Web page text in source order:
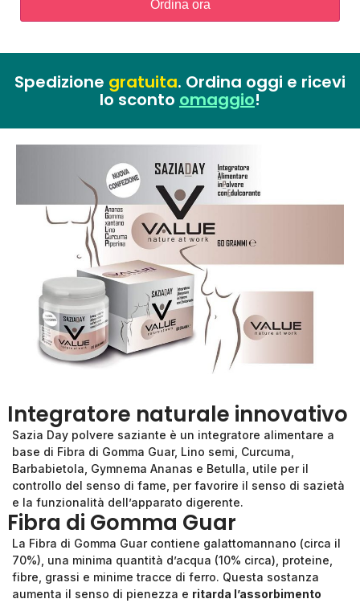
Spedizione gratuita. Ordina oggi e ricevi
lo sconto omaggio!
Integratore naturale innovativo
Sazia Day polvere saziante è un integratore alimentare a
base di Fibra di Gomma Guar, Lino semi, Curcuma,
Barbabietola, Gymnema Ananas e Betulla, utile per il
controllo del senso di fame, per favorire il senso di sazietà
e la funzionalità dell’apparato digerente.
Fibra di Gomma Guar
La Fibra di Gomma Guar contiene galattomannano (circa il
70%), una minima quantità d’acqua (10% circa), proteine,
fibre, grassi e minime tracce di ferro. Questa sostanza
aumenta il senso di pienezza e ritarda l’assorbimento